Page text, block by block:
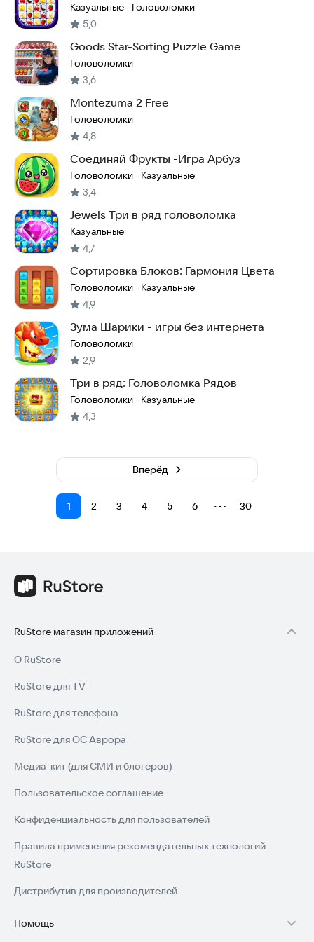
собери плитки
Казуальные · Головоломки
5,0
Goods Star-Sorting Puzzle Game
Головоломки
3,6
Montezuma 2 Free
Головоломки
4,8
Соединяй Фрукты -Игра Арбуз
Головоломки · Казуальные
3,4
Jewels Три в ряд головоломка
Казуальные
4,7
Сортировка Блоков: Гармония Цвета
Головоломки · Казуальные
4,9
Зума Шарики - игры без интернета
Головоломки
2,9
Три в ряд: Головоломка Рядов
Головоломки · Казуальные
4,3
1 2 3 4 5 6 ⋯ 30
Вперёд
RuStore магазин приложений
О RuStore
RuStore для TV
RuStore для телефона
RuStore для ОС Аврора
Медиа-кит (для СМИ и блогеров)
Пользовательское соглашение
Конфиденциальность для пользователей
Правила применения рекомендательных технологий
RuStore
Дистрибутив для производителей
Помощь